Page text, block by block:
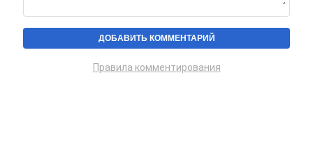
Правила комментирования